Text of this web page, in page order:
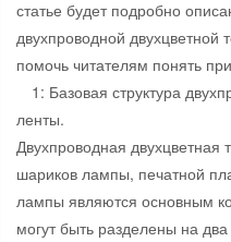
статье будет подробно
двухпроводной двухцветной
помочь читателям понять
1: Базовая структура
ленты.
Двухпроводная двухцветная
шариков лампы, печатной
лампы являются основным
могут быть разделены на